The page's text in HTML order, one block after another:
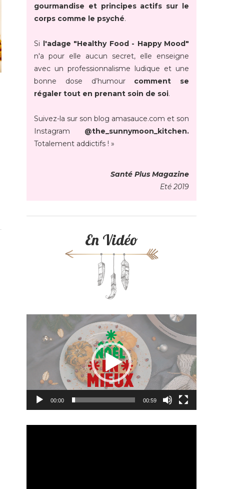
gourmandise et principes actifs sur le
corps comme le psyché.
Si l'adage "Healthy Food - Happy Mood"
n'a pour elle aucun secret, elle enseigne
avec un professionnalisme ludique et une
bonne dose d’humour comment se
régaler tout en prenant soin de soi.
Suivez-la sur son blog amasauce.com et son
Instagram @the_sunnymoon_kitchen.
Totalement addictifs ! »
Santé Plus Magazine
Eté 2019
En Vidéo
00:00 00:59